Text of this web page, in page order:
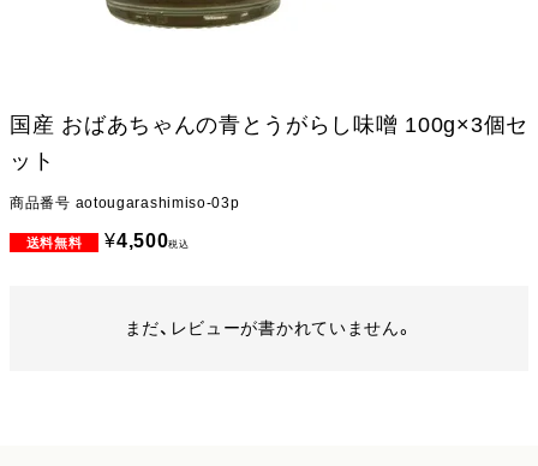
国産 おばあちゃんの青とうがらし味噌 100g×3個セ
ット
商品番号 aotougarashimiso-03p
¥4,500税込
まだ、レビューが書かれていません。